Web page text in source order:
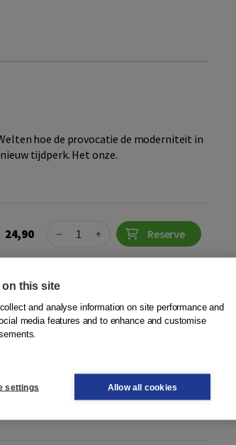
hoe de provocatie de moderniteit in
tijdperk. Het onze.
24,90 Quantity
− + Reserve
de Beauvoir?
een van de meest besproken
is terug van weggeweest. In De
this site
and analyse information on site performance and
media features and to enhance and customise
settings Allow all cookies